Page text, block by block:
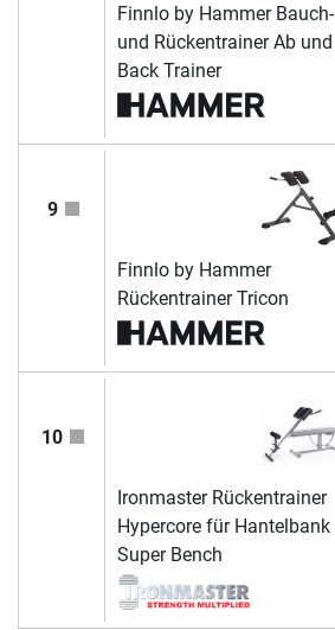
Finnlo by Hammer Bauch-
und Rückentrainer Ab und
Back Trainer
9
Finnlo by Hammer
Rückentrainer Tricon
10
Ironmaster Rückentrainer
Hypercore für Hantelbank
Super Bench